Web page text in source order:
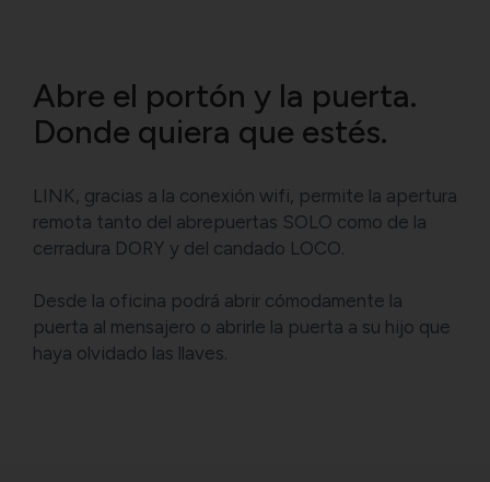
Abre el portón y la puerta.
Donde quiera que estés.
LINK, gracias a la conexión wifi, permite la apertura
remota tanto del abrepuertas SOLO como de la
cerradura DORY y del candado LOCO.
Desde la oficina podrá abrir cómodamente la
puerta al mensajero o abrirle la puerta a su hijo que
haya olvidado las llaves.